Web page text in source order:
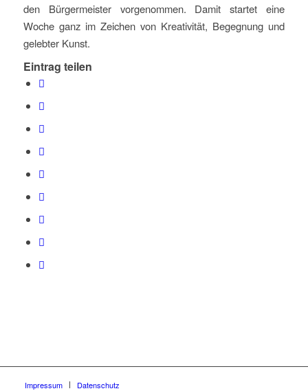
den Bürgermeister vorgenommen. Damit startet eine
Woche ganz im Zeichen von Kreativität, Begegnung und
gelebter Kunst.
Eintrag teilen
Impressum Datenschutz